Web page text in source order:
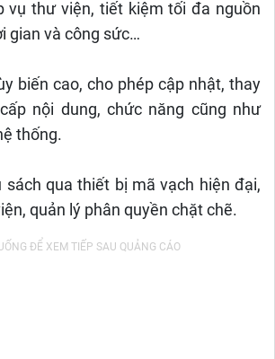
vụ thư viện, tiết kiệm tối đa nguồn
gian và công sức…
biến cao, cho phép cập nhật, thay
nội dung, chức năng cũng như
thống.
qua thiết bị mã vạch hiện đại,
quản lý phân quyền chặt chẽ.